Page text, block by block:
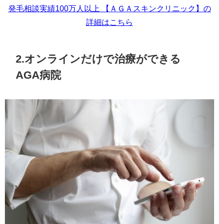
発毛相談実績100万人以上 【ＡＧＡスキンクリニック】の
詳細はこちら
2.オンラインだけで治療ができる
AGA病院